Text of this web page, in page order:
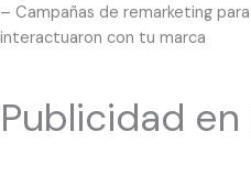
– Campañas de remarketing
interactuaron con tu marca
Publicidad en